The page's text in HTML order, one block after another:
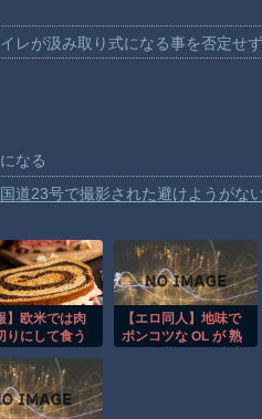
レが汲み取り式になる事を否定せ
なる
道23号で撮影された避けようがな
ドレースのコース設計が絶対にお
「国民が勝手に我々取材陣にカ
で交通事故が起きてしまう。
16号でおかしな事故が撮影される
（50%還元）」アツいスポーツマ
】欧米では肉
りにして食う
ｗｗｗ
【エロ同人】地味で
ポンコツな OL が 熟